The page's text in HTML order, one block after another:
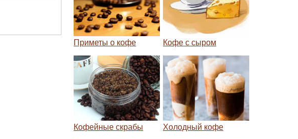
Приметы о кофе Кофе с сыром
Кофейные скрабы Холодный кофе